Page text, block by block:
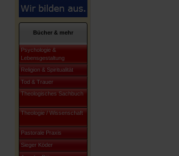
Bücher & mehr
Psychologie &
Lebensgestaltung
Religion & Spiritualität
Tod & Trauer
Theologisches Sachbuch
Theologie / Wissenschaft
Pastorale Praxis
Sieger Köder